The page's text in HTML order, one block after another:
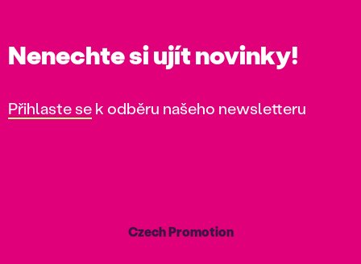
Nenechte si ujít novinky!
Přihlaste sek odběru našeho newsletteru
Czech Promotion